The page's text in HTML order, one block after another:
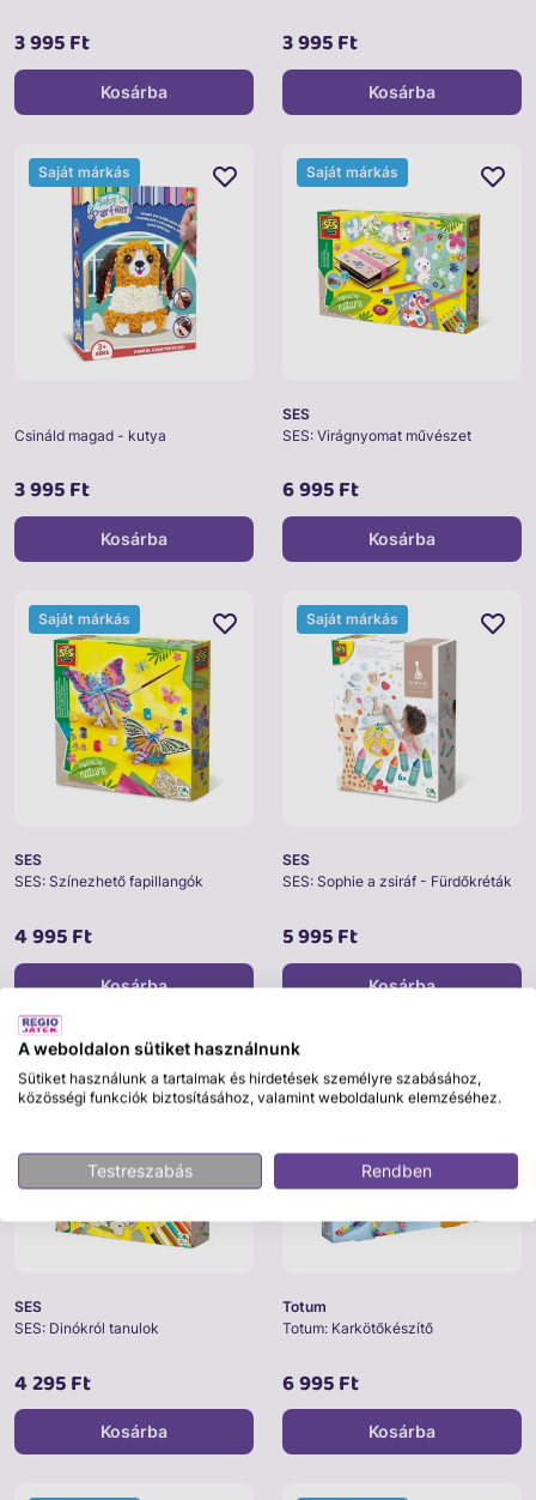
3 995 Ft
Kosárba
3 995 Ft
Kosárba
Csináld magad - kutya
3 995 Ft
Saját márkás
Kosárba
SES
SES: Virágnyomat művészet
6 995 Ft
Saját márkás
Kosárba
SES
SES: Színezhető fapillangók
4 995 Ft
Saját márkás
Kosárba
SES
SES: Sophie a zsiráf - Fürdőkréták
5 995 Ft
Saját márkás
Kosárba
SES
SES: Dinókról tanulok
4 295 Ft
Kosárba
Totum
Totum: Karkötőkészítő
6 995 Ft
Kosárba
A weboldalon sütiket használnunk
Sütiket használunk a tartalmak és hirdetések személyre szabásához,
közösségi funkciók biztosításához, valamint weboldalunk elemzéséhez.
Testreszabás Rendben